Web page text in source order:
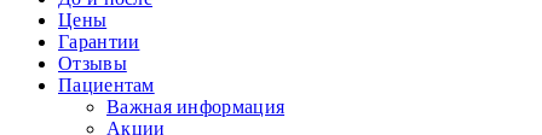
Цены
Гарантии
Отзывы
Пациентам
Важная информация
Акции